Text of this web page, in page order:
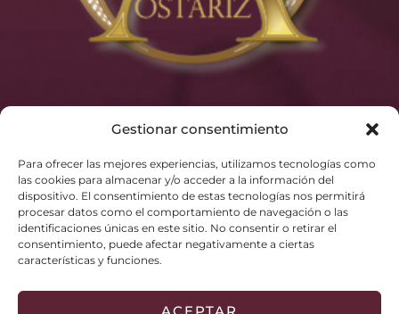
Gestionar consentimiento
Para ofrecer las mejores experiencias, utilizamos tecnologías como
las cookies para almacenar y/o acceder a la información del
dispositivo. El consentimiento de estas tecnologías nos permitirá
procesar datos como el comportamiento de navegación o las
identificaciones únicas en este sitio. No consentir o retirar el
consentimiento, puede afectar negativamente a ciertas
características y funciones.
ACEPTAR